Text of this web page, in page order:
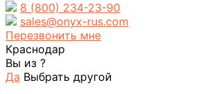
8 (800) 234-23-90
sales@onyx-rus.com
Перезвонить мне
Краснодар
Вы из ?
Да Выбрать другой